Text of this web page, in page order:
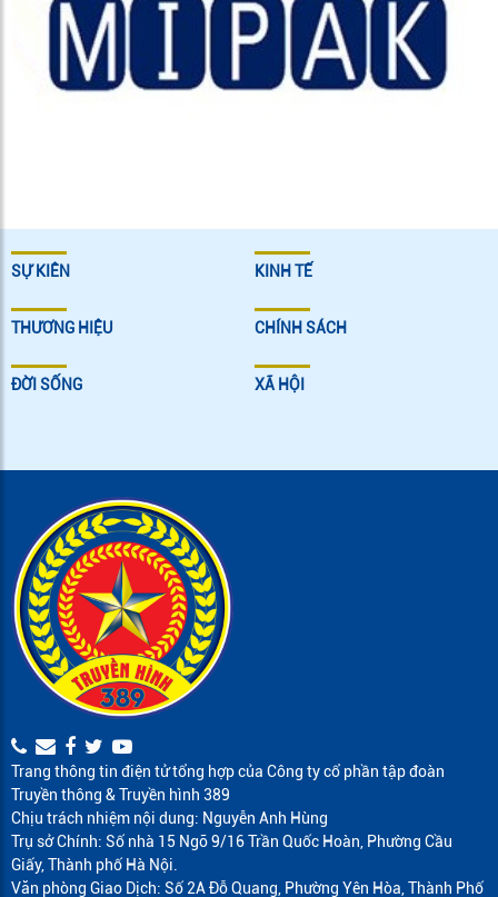
SỰ KIÊN KINH TẾ
THƯƠNG HIỆU CHÍNH SÁCH
ĐỜI SỐNG XÃ HỘI
Trang thông tin điện tử tổng hợp của Công ty cổ phần tập đoàn
Truyền thông & Truyền hình 389
Chịu trách nhiệm nội dung: Nguyễn Anh Hùng
Trụ sở Chính: Số nhà 15 Ngõ 9/16 Trần Quốc Hoàn, Phường Cầu
Giấy, Thành phố Hà Nội.
Văn phòng Giao Dịch: Số 2A Đỗ Quang, Phường Yên Hòa, Thành Phố